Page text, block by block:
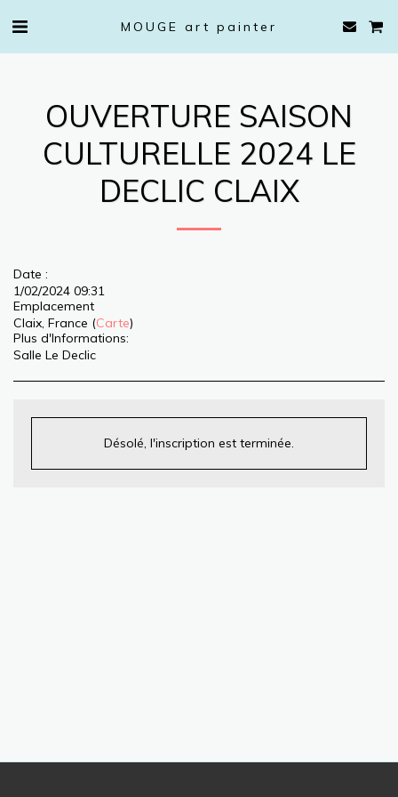
MOUGE art painter
OUVERTURE SAISON
CULTURELLE 2024 LE
DECLIC CLAIX
Date :
1/02/2024 09:31
Emplacement
Claix, France (Carte)
Plus d'Informations:
Salle Le Declic
Désolé, l'inscription est terminée.